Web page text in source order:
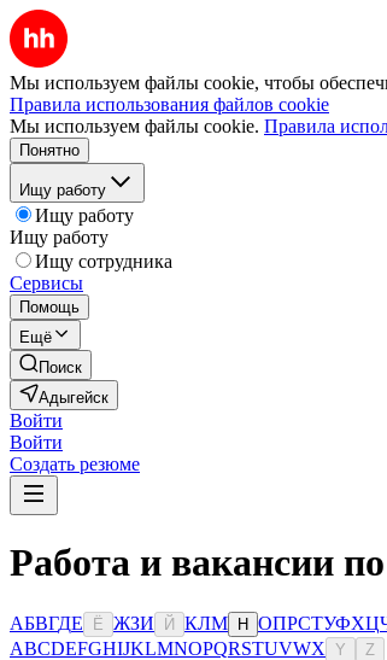
Мы используем файлы cookie, чтобы
Правила использования файлов cookie
Мы используем файлы cookie. Правила
Понятно
Ищу работу
Ищу работу
Ищу работу
Ищу сотрудника
Сервисы
Помощь
Ещё
Поиск
Адыгейск
Войти
Войти
Создать резюме
Работа и вакансии
АБВГДЕ Ё ЖЗИ Й КЛМ Н ОПРСТУФХЦ
ABCDEFGHIJKLMNOPQRSTUVWX Y Z